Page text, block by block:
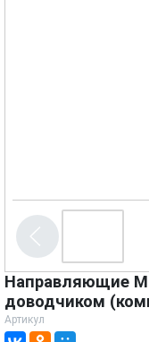
Направляющие
доводчиком
Артикул